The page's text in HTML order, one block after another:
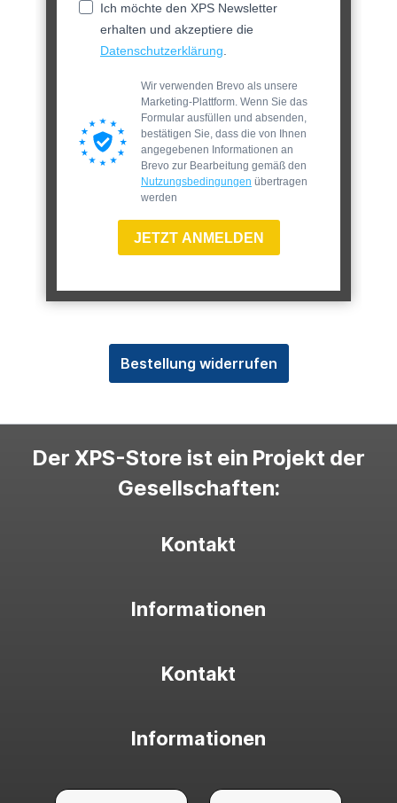
Ich möchte den XPS Newsletter
erhalten und akzeptiere die
Datenschutzerklärung.
Wir verwenden Brevo als unsere
Marketing-Plattform. Wenn Sie das
Formular ausfüllen und absenden,
bestätigen Sie, dass die von Ihnen
angegebenen Informationen an
Brevo zur Bearbeitung gemäß den
Nutzungsbedingungen übertragen
werden
JETZT ANMELDEN
Bestellung widerrufen
Der XPS-Store ist ein Projekt der
Gesellschaften:
Kontakt
Informationen
Kontakt
Informationen